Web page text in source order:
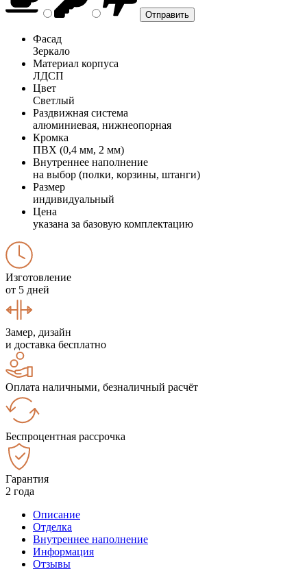
Фасад
Зеркало
Материал корпуса
ЛДСП
Цвет
Светлый
Раздвижная система
алюминиевая, нижнеопорная
Кромка
ПВХ (0,4 мм, 2 мм)
Внутреннее наполнение
на выбор (полки, корзины, штанги)
Размер
индивидуальный
Цена
указана за базовую комплектацию
Изготовление
от 5 дней
Замер, дизайн
и доставка бесплатно
Оплата наличными, безналичный расчёт
Беспроцентная рассрочка
Гарантия
2 года
Описание
Отделка
Внутреннее наполнение
Информация
Отзывы